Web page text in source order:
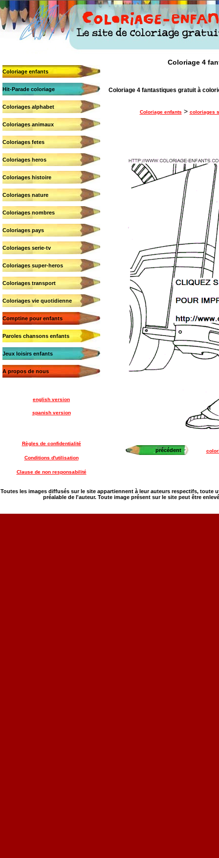
Coloriage enfants
Hit-Parade coloriage
Coloriages alphabet
Coloriages animaux
Coloriages fetes
Coloriages heros
Coloriages histoire
Coloriages nature
Coloriages nombres
Coloriages pays
Coloriages serie-tv
Coloriages super-heros
Coloriages transport
Coloriages vie quotidienne
Comptine pour enfants
Paroles chansons enfants
Jeux loisirs enfants
A propos de nous
english version
spanish version
Règles de confidentialité
Conditions d'utilisation
Clause de non responsabilité
Coloriage 4
Coloriage 4 fantastiques gratuit à
Coloriage enfants > coloriages
précédent
Toutes les images diffusés sur le site appartiennent à leur auteurs respectifs,
préalable de l'auteur. Toute image présent sur le site peut être